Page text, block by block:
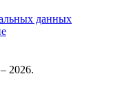
данных
2026.